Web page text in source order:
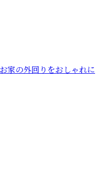
家の外回りをおしゃれに